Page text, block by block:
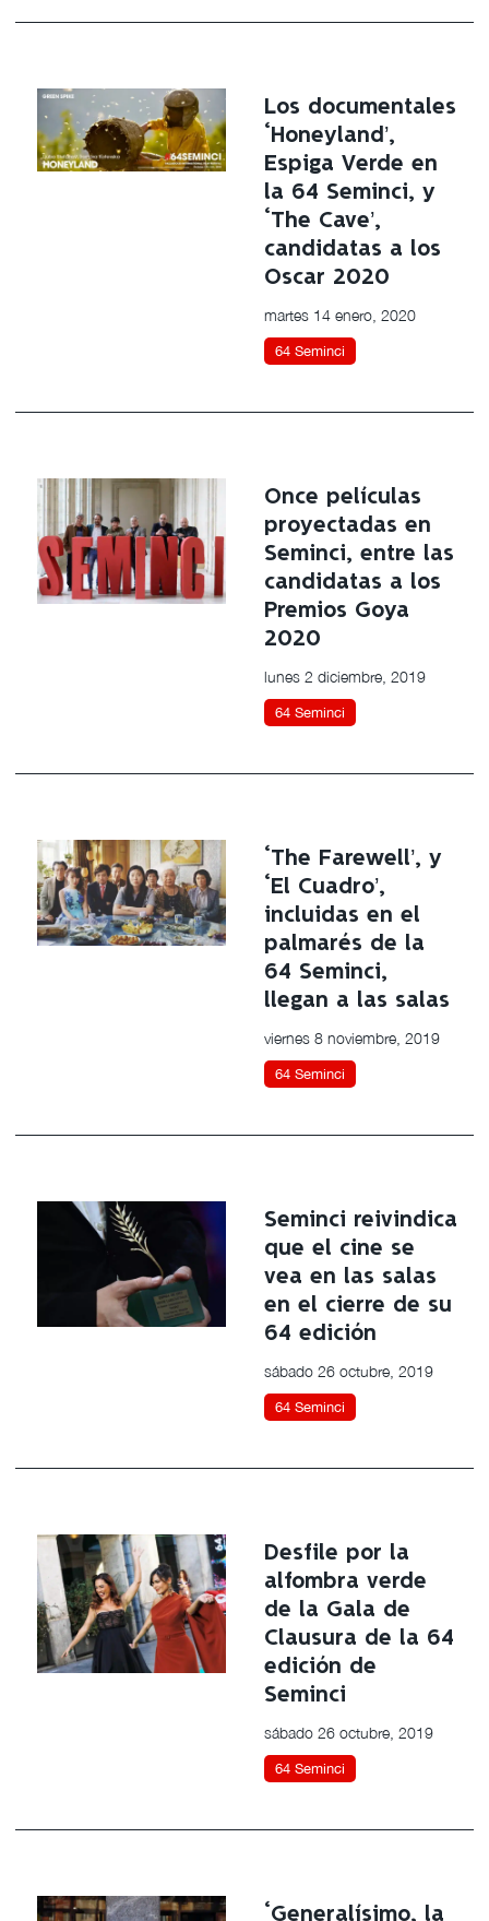
Los documentales
‘Honeyland’,
Espiga Verde en
la 64 Seminci, y
‘The Cave’,
candidatas a los
Oscar 2020
martes 14 enero, 2020
64 Seminci
Once películas
proyectadas en
Seminci, entre las
candidatas a los
Premios Goya
2020
lunes 2 diciembre, 2019
64 Seminci
‘The Farewell’, y
‘El Cuadro’,
incluidas en el
palmarés de la
64 Seminci,
llegan a las salas
viernes 8 noviembre, 2019
64 Seminci
Seminci reivindica
que el cine se
vea en las salas
en el cierre de su
64 edición
sábado 26 octubre, 2019
64 Seminci
Desfile por la
alfombra verde
de la Gala de
Clausura de la 64
edición de
Seminci
sábado 26 octubre, 2019
64 Seminci
‘Generalísimo, la